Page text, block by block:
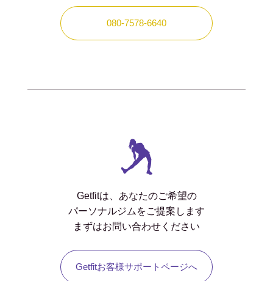
080-7578-6640
Getfitは、あなたのご希望の
パーソナルジムをご提案します
まずはお問い合わせください
Getfitお客様サポートページへ